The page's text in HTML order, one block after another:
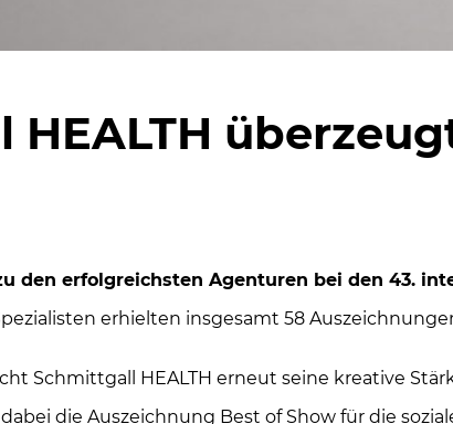
den erfolgreichsten Agenturen bei den 43.
erhielten insgesamt 58
Schmittgall HEALTH erneut seine kreative
die Auszeichnung Best of Show für die